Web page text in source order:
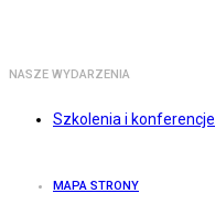
NASZE WYDARZENIA
Szkolenia i konferencje
MAPA STRONY